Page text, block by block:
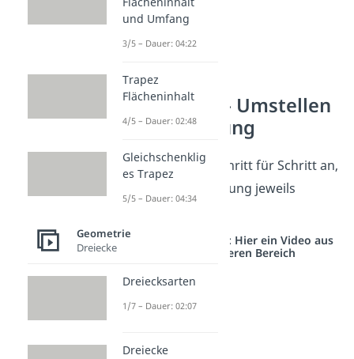
a² + b² = c²– Umstellen
der Gleichung
Schau dir hier Schritt für Schritt an,
wie du die Gleichung jeweils
Studyflix vernetzt: Hier ein Video aus
einem anderen Bereich
und Umfang
3/5 – Dauer: 04:22
Trapez
Flächeninhalt
4/5 – Dauer: 02:48
Gleichschenklig
es Trapez
5/5 – Dauer: 04:34
Geometrie
Dreiecke
Dreiecksarten
1/7 – Dauer: 02:07
Dreiecke